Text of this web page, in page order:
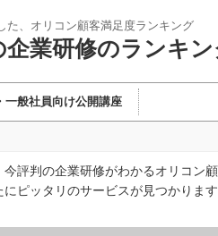
た、オリコン顧客満足度ランキング
業研修のランキ
一般社員向け公開講座
評判の企業研修がわかるオリコン
ピッタリのサービスが見つかります